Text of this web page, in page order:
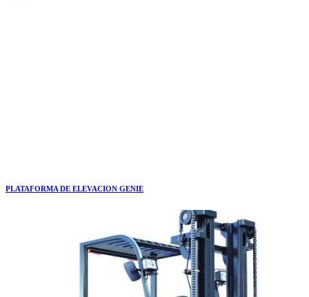
PLATAFORMA DE ELEVACION GENIE